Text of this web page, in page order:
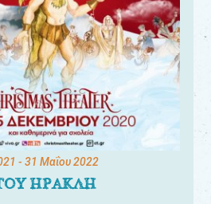
- 31 Μαΐου 2022
ΗΡΑΚΛΗ